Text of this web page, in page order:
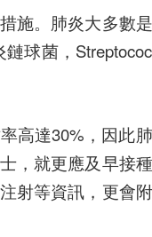
施。肺炎大多數
球菌，
高達30%，因此
，就更應及早接
射等資訊，更會